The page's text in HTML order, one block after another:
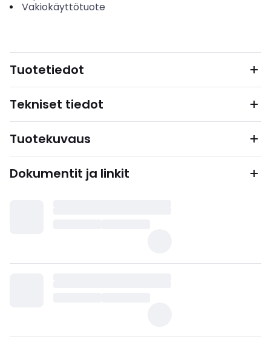
Vakiokäyttötuote
Tuotetiedot
Tekniset tiedot
Tuotekuvaus
Dokumentit ja linkit